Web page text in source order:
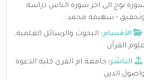
سورة نوح الى اخر سورة الناس دراسة
وتحقيق - سهيمة محمد ...
الأقسام: البحوث والرسائل العلمية,
علوم القرآن
الناشر: جامعة ام القرى كلية الدعوة
واصول الدين